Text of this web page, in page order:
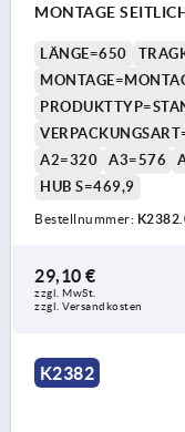
MONTAGE
LÄNGE=650
A2=320
A3=576
HUB S=469,9
Bestellnummer:
29,10 €
zzgl. MwSt.
zzgl. Versandkosten
K2382